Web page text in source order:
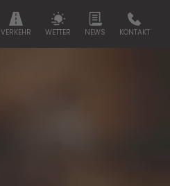
VERKEHR WETTER NEWS KONTAKT